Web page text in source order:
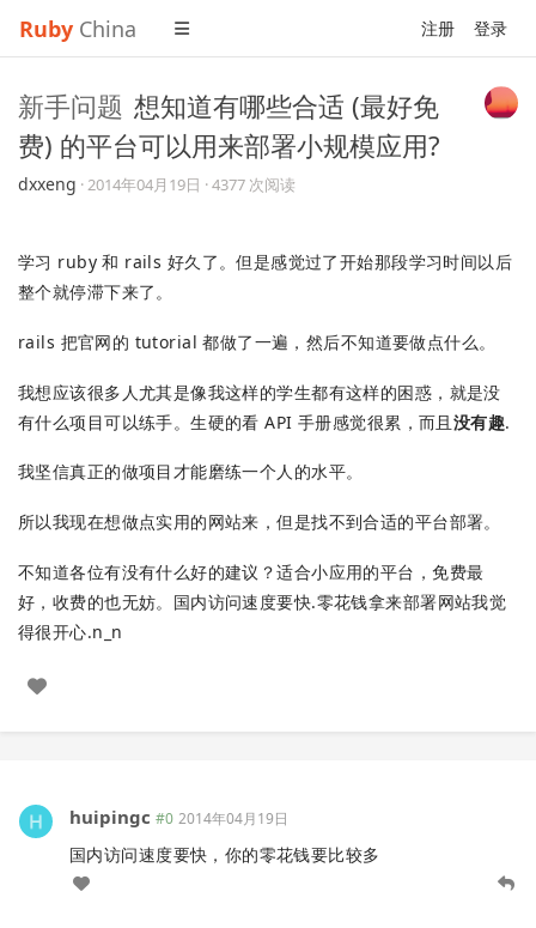
Ruby China 注册 登录
新手问题 想知道有哪些合适 (最好免
费) 的平台可以用来部署小规模应用?
dxxeng ·2014年04月19日 · 4377 次阅读
学习 ruby 和 rails 好久了。但是感觉过了开始那段学习时间以后
整个就停滞下来了。
rails 把官网的 tutorial 都做了一遍，然后不知道要做点什么。
我想应该很多人尤其是像我这样的学生都有这样的困惑，就是没
有什么项目可以练手。生硬的看 API 手册感觉很累，而且 没有趣.
我坚信真正的做项目才能磨练一个人的水平。
所以我现在想做点实用的网站来，但是找不到合适的平台部署。
不知道各位有没有什么好的建议？适合小应用的平台，免费最
好，收费的也无妨。国内访问速度要快.零花钱拿来部署网站我觉
得很开心.n_n
huipingc #0 2014年04月19日
国内访问速度要快，你的零花钱要比较多